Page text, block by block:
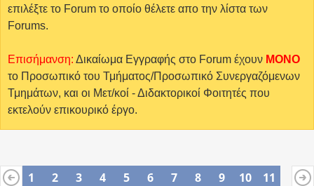
επιλέξτε το Forum το οποίο θέλετε απο την λίστα των
Forums.
Επισήμανση: Δικαίωμα Εγγραφής στο Forum έχουν MONO
το Προσωπικό του Τμήματος/Προσωπικό Συνεργαζόμενων
Τμημάτων, και οι Μετ/κοί - Διδακτορικοί Φοιτητές που
εκτελούν επικουρικό έργο.
1 2 3 4 5 6 7 8 9 10 11